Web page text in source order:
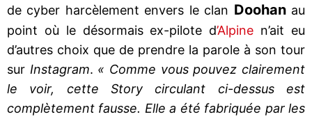
de cyber harcèlement envers le clan Doohan au
point où le désormais ex-pilote d’Alpine n’ait eu
d’autres choix que de prendre la parole à son tour
sur Instagram. « Comme vous pouvez clairement
le voir, cette Story circulant ci-dessus est
complètement fausse. Elle a été fabriquée par les